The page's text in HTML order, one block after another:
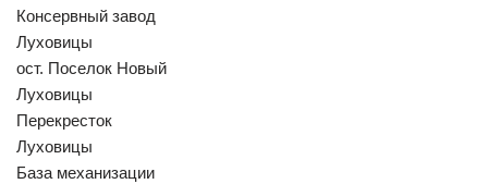
Консервный завод
Луховицы
ост. Поселок Новый
Луховицы
Перекресток
Луховицы
База механизации